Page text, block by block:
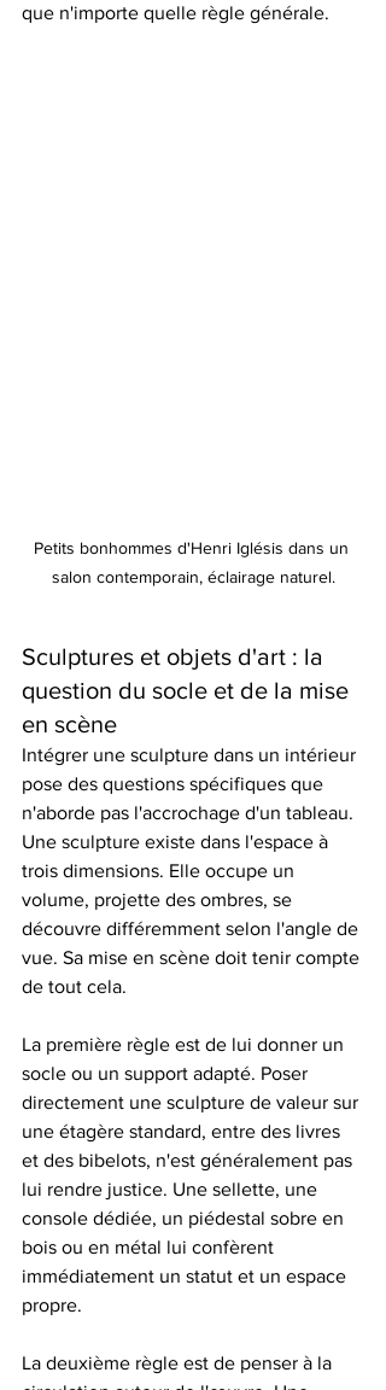
que n'importe quelle règle générale.
Petits bonhommes d'Henri Iglésis dans un
salon contemporain, éclairage naturel.
Sculptures et objets d'art : la
question du socle et de la mise
en scène
Intégrer une sculpture dans un intérieur
pose des questions spécifiques que
n'aborde pas l'accrochage d'un tableau.
Une sculpture existe dans l'espace à
trois dimensions. Elle occupe un
volume, projette des ombres, se
découvre différemment selon l'angle de
vue. Sa mise en scène doit tenir compte
de tout cela.
La première règle est de lui donner un
socle ou un support adapté. Poser
directement une sculpture de valeur sur
une étagère standard, entre des livres
et des bibelots, n'est généralement pas
lui rendre justice. Une sellette, une
console dédiée, un piédestal sobre en
bois ou en métal lui confèrent
immédiatement un statut et un espace
propre.
La deuxième règle est de penser à la